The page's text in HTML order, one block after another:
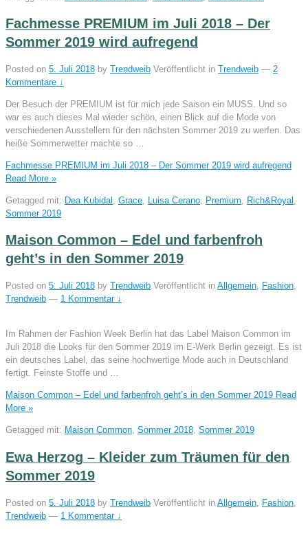
Fachmesse PREMIUM im Juli 2018 – Der
Sommer 2019 wird aufregend
Posted on 5. Juli 2018 by Trendweib Veröffentlicht in Trendweib — 2
Kommentare ↓
Der Besuch der PREMIUM ist für mich jede Saison ein MUSS. Und so
war es auch dieses Mal wieder schön, einen Blick auf die Mode von
verschiedenen Ausstellern für den nächsten Sommer 2019 zu werfen. Das
heiße Sommerwetter machte so …
Fachmesse PREMIUM im Juli 2018 – Der Sommer 2019 wird aufregend
Read More »
Getagged mit: Dea Kubidal , Grace, Luisa Cerano, Premium, Rich&Royal ,
Sommer 2019
Maison Common – Edel und farbenfroh
geht’s in den Sommer 2019
Posted on 5. Juli 2018 by Trendweib Veröffentlicht in Allgemein, Fashion,
Trendweib — 1 Kommentar ↓
Im Rahmen der Fashion Week Berlin hat das Label Maison Common im
Juli 2018 die Looks für den Sommer 2019 im E-Werk Berlin gezeigt. Es ist
ein deutsches Label, das seine hochwertige Mode auch in Deutschland
fertigt. Feinste Stoffe und …
Maison Common – Edel und farbenfroh geht’s in den Sommer 2019 Read
More »
Getagged mit: Maison Common, Sommer 2018, Sommer 2019
Ewa Herzog – Kleider zum Träumen für den
Sommer 2019
Posted on 5. Juli 2018 by Trendweib Veröffentlicht in Allgemein Fashion
Trendweib — 1 Kommentar ↓